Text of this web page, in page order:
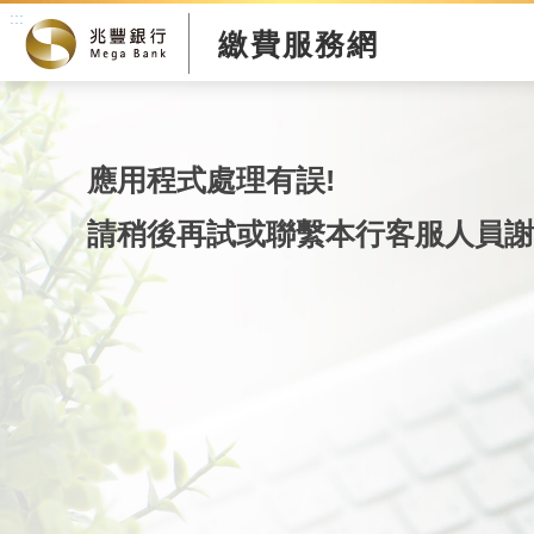
:::
繳費服務網
應用程式處理有誤!
請稍後再試或聯繫本行客服人員